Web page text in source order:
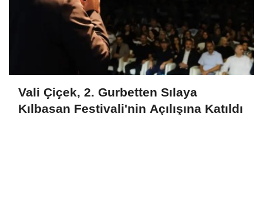
Vali Çiçek, 2. Gurbetten Sılaya
Kılbasan Festivali'nin Açılışına Katıldı